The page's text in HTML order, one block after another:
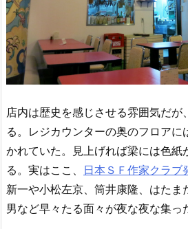
店内は歴史を感じさせる雰囲気だが
る。レジカウンターの奥のフロアに
かれていた。見上げれば梁には色紙
る。実はここ、 日本ＳＦ作家クラブ
新一や小松左京、筒井康隆、はたま
男など早々たる面々が夜な夜な集っ